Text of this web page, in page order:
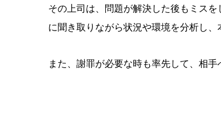
その上司は、問題が解決した後もミス
に聞き取りながら状況や環境を分析し、
また、謝罪が必要な時も率先して、相手